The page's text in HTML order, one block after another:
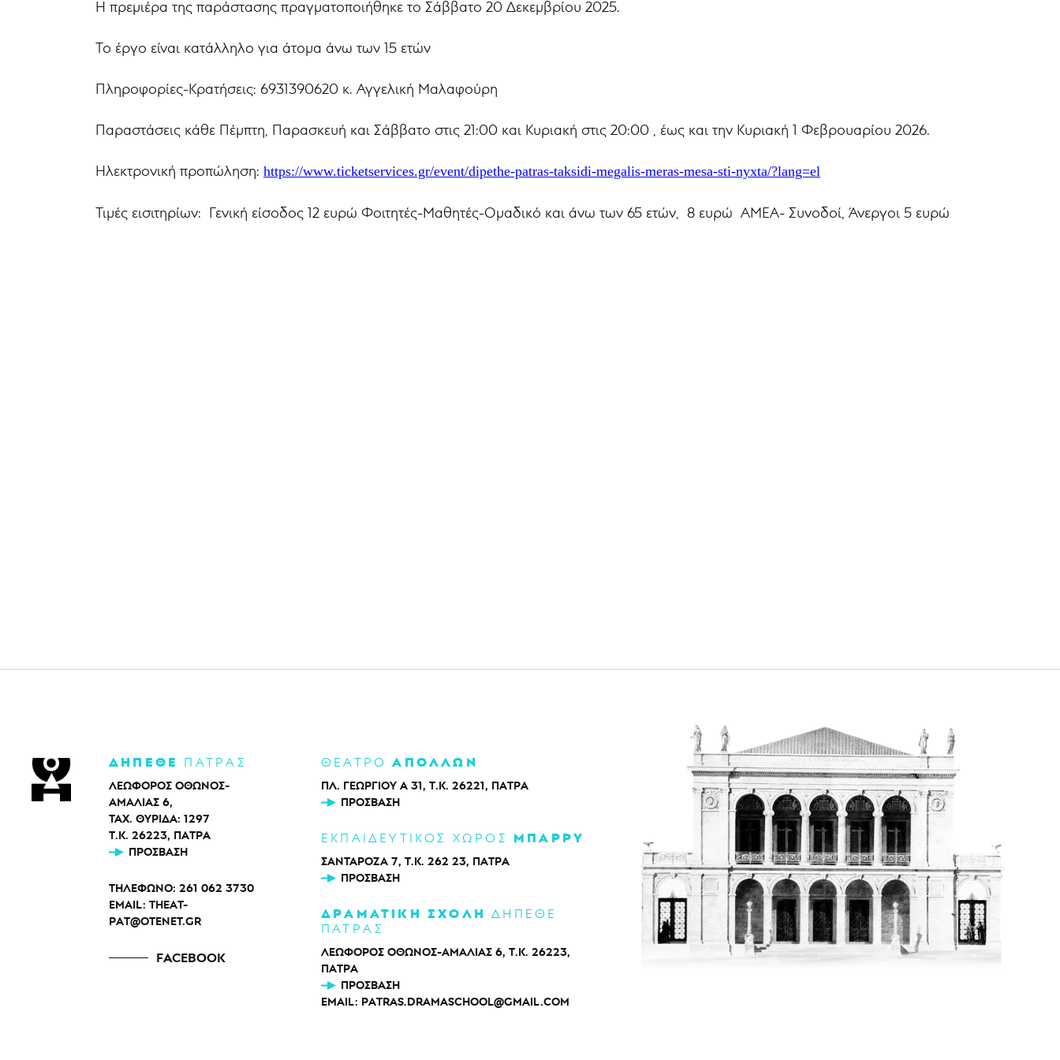
Η πρεμιέρα της παράστασης πραγματοποιήθηκε το Σάββατο 20 Δεκεμβρίου 2025.
Το έργο είναι κατάλληλο για άτομα άνω των 15 ετών
Πληροφορίες-Κρατήσεις: 6931390620 κ. Αγγελική Μαλαφούρη
Παραστάσεις κάθε Πέμπτη, Παρασκευή και Σάββατο στις 21:00 και Κυριακή στις 20:00 , έως και την Κυριακή 1 Φεβρουαρίου 2026.
Ηλεκτρονική προπώληση: https://www.ticketservices.gr/event/dipethe-patras-taksidi-megalis-meras-mesa-sti-nyxta/?lang=el
Τιμές εισιτηρίων: Γενική είσοδος 12 ευρώ Φοιτητές-Μαθητές-Ομαδικό και άνω των 65 ετών, 8 ευρώ ΑΜΕΑ- Συνοδοί, Άνεργοι 5 ευρώ
ΔΗΠΕΘΕ ΠΑΤΡΑΣ
ΛΕΩΦΟΡΟΣ ΟΘΩΝΟΣ-
ΑΜΑΛΙΑΣ 6,
ΤΑΧ. ΘΥΡΙΔΑ: 1297
Τ.Κ. 26223, ΠΑΤΡΑ
ΠΡΌΣΒΑΣΗ
ΤΗΛΕΦΩΝΟ: 261 062 3730
EMAIL: THEAT-
PAT@OTENET.GR
FACEBOOK
ΘΕΑΤΡΟΑΠΟΛΛΩΝ
ΠΛ. ΓΕΩΡΓΙΟΥ Α 31, Τ.Κ. 26221, ΠΑΤΡΑ
ΠΡΌΣΒΑΣΗ
ΕΚΠΑΙΔΕΥΤΙΚΟΣ ΧΩΡΟΣ ΜΠΑΡΡΥ
ΣΑΝΤΑΡΟΖΑ 7, Τ.Κ. 262 23, ΠΑΤΡΑ
ΠΡΌΣΒΑΣΗ
ΔΡΑΜΑΤΙΚΗ ΣΧΟΛΗ ΔΗΠΕΘΕ
ΠΑΤΡΑΣ
ΛΕΩΦΟΡΟΣ ΟΘΩΝΟΣ-ΑΜΑΛΙΑΣ 6, Τ.Κ. 26223,
ΠΑΤΡΑ
ΠΡΌΣΒΑΣΗ
EMAIL: PATRAS.DRAMASCHOOL@GMAIL.COM